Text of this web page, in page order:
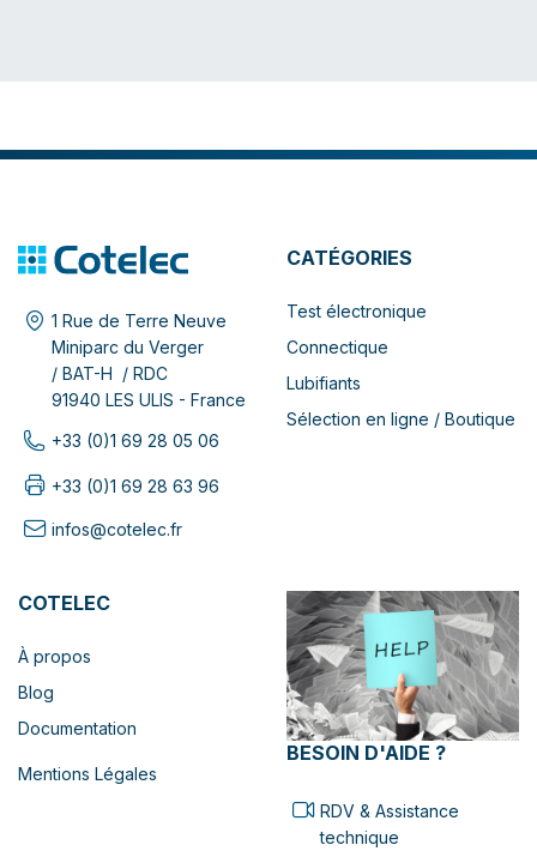
1 Rue de Terre Neuve
Miniparc du Verger
/ BAT-H / RDC
91940 LES ULIS - France
+33 (0)1 69 28 05 06
+33 (0)1 69 28 63 96
infos@cotelec.fr
CATÉGORIES
Test électronique
Connectique
Lubifiants
Sélection en ligne / Boutique
COTELEC
À propos
Blog
Documentation
Mentions Légales
BESOIN D'AIDE ?
RDV & Assistance
technique